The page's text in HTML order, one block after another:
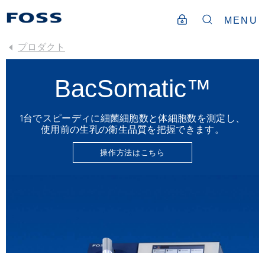
MENU
プロダクト
BacSomatic™
1台でスピーディに細菌細胞数と体細胞数を測定し、
使用前の生乳の衛生品質を把握できます。
操作方法はこちら